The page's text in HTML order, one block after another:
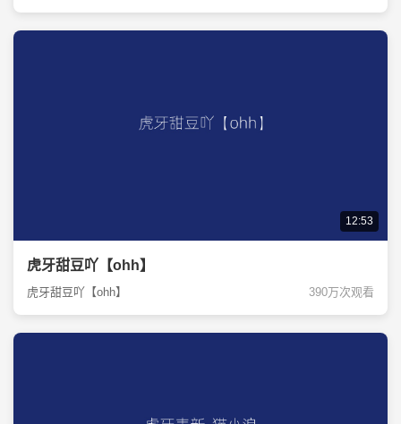
12:53
虎牙甜豆吖【ohh】
虎牙甜豆吖【ohh】 390万次观看